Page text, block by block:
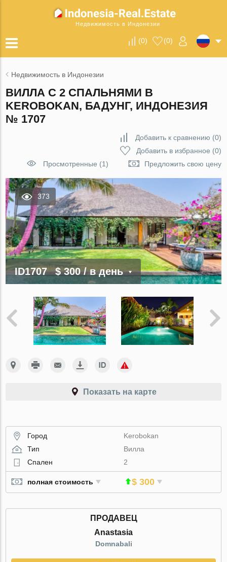
Недвижимость в Индонезии
(0) (0)
Недвижимость в Индонезии
ВИЛЛА С 2 СПАЛЬНЯМИ В
KEROBOKAN, БАДУНГ, ИНДОНЕЗИЯ
№ 1707
Добавить к сравнению (0)
Добавить в избранное (0)
Просмотренные (1)
Предложить свою цену
373
ID1707 $ 300/ в день
Показать на карте
Город
Kerobokan
Тип
Вилла
Спален
2
полная стоимость $ 300
ПРОДАВЕЦ
Anastasia
Domnabali